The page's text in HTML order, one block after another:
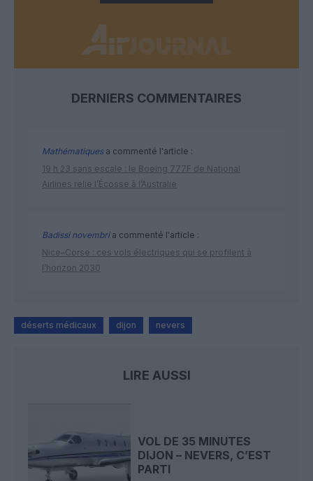
DERNIERS COMMENTAIRES
Mathématiquesa commenté l'article :
19 h 23 sans escale : le Boeing 777F de National
Airlines relie l’Écosse à l’Australie
Badissi novembria commenté l'article :
Nice–Corse : ces vols électriques qui se profilent à
l’horizon 2030
déserts médicaux dijon nevers
LIRE AUSSI
VOL DE 35 MINUTES
DIJON – NEVERS, C’EST
PARTI